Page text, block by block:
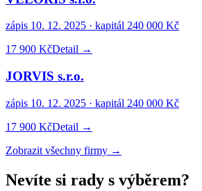
zápis 10. 12. 2025 · kapitál 240 000 Kč
17 900 KčDetail →
JORVIS s.r.o.
zápis 10. 12. 2025 · kapitál 240 000 Kč
17 900 KčDetail →
Zobrazit všechny firmy →
Nevíte si rady s výběrem?